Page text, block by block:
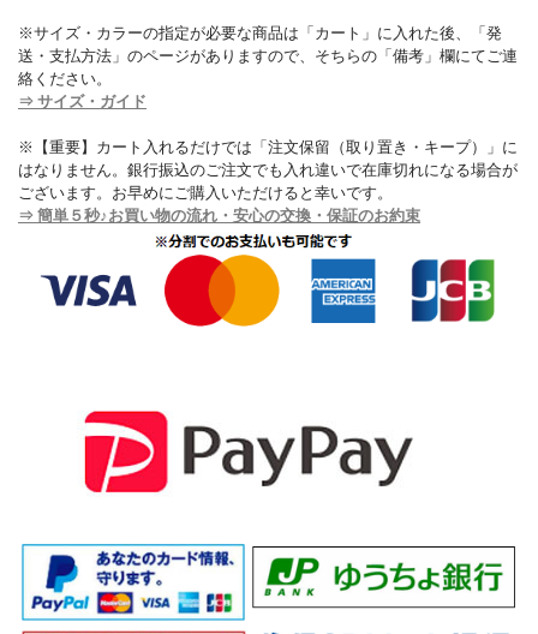
※サイズ・カラーの指定が必要な商品は「カート」に入れた後、「発
送・支払方法」のページがありますので、そちらの「備考」欄にてご連
絡ください。
⇒ サイズ・ガイド
※【重要】カート入れるだけでは「注文保留（取り置き・キープ）」に
はなりません。銀行振込のご注文でも入れ違いで在庫切れになる場合が
ございます。お早めにご購入いただけると幸いです。
⇒ 簡単５秒♪お買い物の流れ・安心の交換・保証のお約束